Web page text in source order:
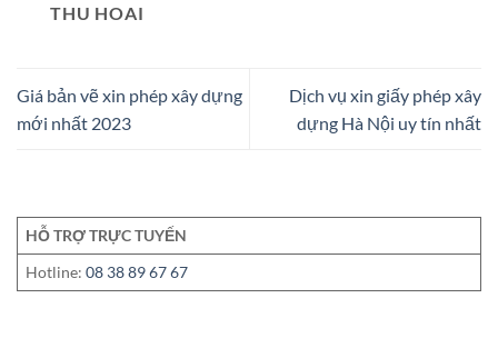
THU HOAI
Giá bản vẽ xin phép xây dựng
mới nhất 2023
Dịch vụ xin giấy phép xây
dựng Hà Nội uy tín nhất
HỖ TRỢ TRỰC TUYẾN
Hotline:08 38 89 67 67